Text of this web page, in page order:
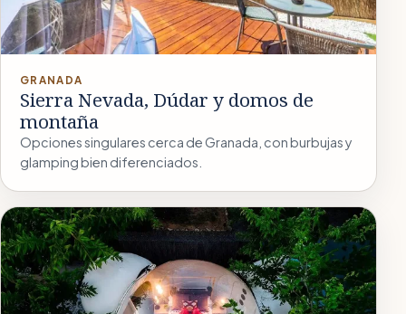
GRANADA
Sierra Nevada, Dúdar y domos de
montaña
Opciones singulares cerca de Granada, con burbujas y
glamping bien diferenciados.